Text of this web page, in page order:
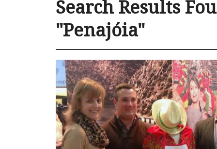
Search Results
"Penajóia"